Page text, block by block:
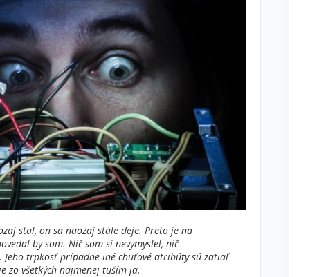
stal, on sa naozaj stále deje. Preto je na
by som. Nič som si nevymyslel, nič
trpkosť prípadne iné chuťové atribúty sú zatiaľ
zo všetkých najmenej tuším ja.